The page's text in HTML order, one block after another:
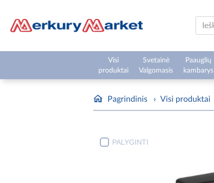
Visi
produktai
Svetainė
Valgomasis
Paauglių
kambarys
Pagrindinis › Visi produktai
PALYGINTI